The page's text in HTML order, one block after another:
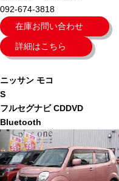
092-674-3818
在庫お問い合わせ
詳細はこちら
ニッサン モコ
S
フルセグナビ CDDVD
Bluetooth